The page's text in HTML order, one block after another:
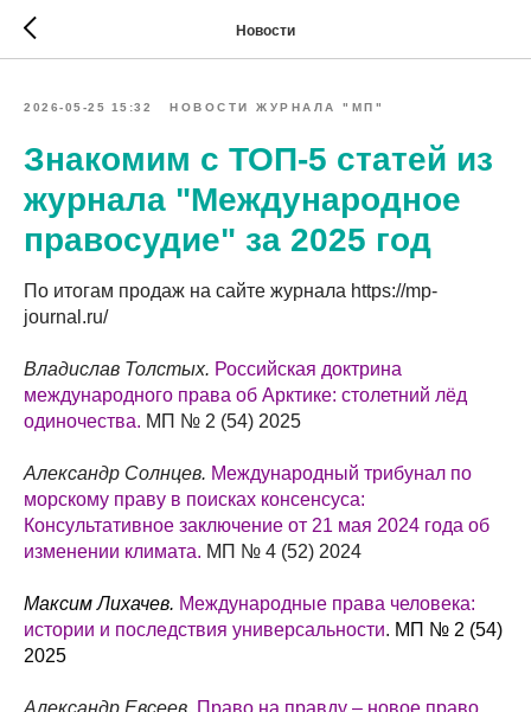
Новости
2026-05-25 15:32 НОВОСТИ ЖУРНАЛА "МП"
Знакомим с ТОП-5 статей из
журнала "Международное
правосудие" за 2025 год
По итогам продаж на сайте журнала https://mp-
journal.ru/
Владислав Толстых. Российская доктрина
международного права об Арктике: столетний лёд
одиночества. МП № 2 (54) 2025
Александр Солнцев. Международный трибунал по
морскому праву в поисках консенсуса:
Консультативное заключение от 21 мая 2024 года об
изменении климата. МП № 4 (52) 2024
Максим Лихачев. Международные права человека:
истории и последствия универсальности. МП № 2 (54)
2025
Александр Евсеев. Право на правду – новое право